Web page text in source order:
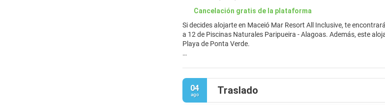
Cancelación gratis de la plataforma
Si decides alojarte en Maceió Mar Resort All Inclusive, te
a 12 de Piscinas Naturales Paripueira - Alagoas. Además, este alojamiento con todo incluido se encuentra a 22,5 km de Playa de Pajuçara y a 21,9 km de
Playa de Ponta Verde.
fiestas y socorristas en las instalaciones.
Te sentirás como en tu propia casa en cualquiera de las 278
04
ago Traslado